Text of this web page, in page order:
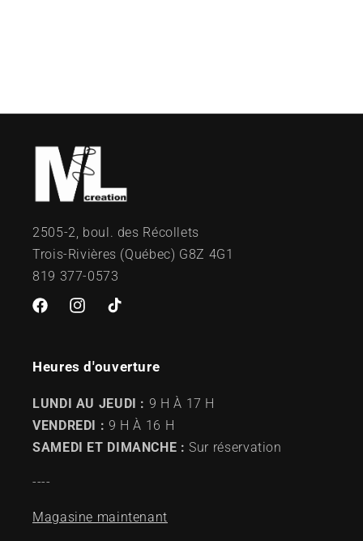
2505-2, boul. des Récollets
Trois-Rivières (Québec) G8Z 4G1
819 377-0573
FacebookInstagramTikTok
Heures d'ouverture
LUNDI AU JEUDI : 9 H À 17 H
VENDREDI : 9 H À 16 H
SAMEDI ET DIMANCHE : Sur réservation
----
Magasine maintenant